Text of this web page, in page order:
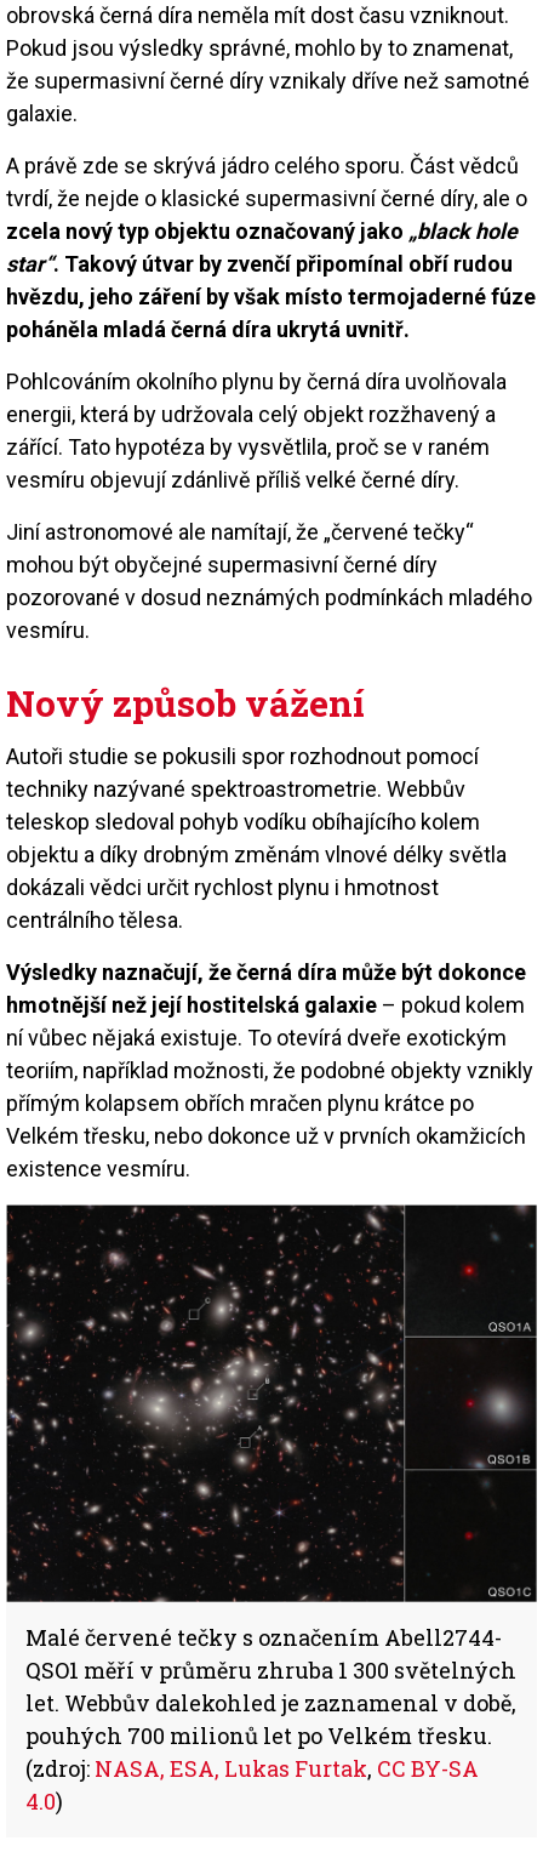
obrovská černá díra neměla mít dost času vzniknout.
Pokud jsou výsledky správné, mohlo by to znamenat,
že supermasivní černé díry vznikaly dříve než samotné
galaxie.
A právě zde se skrývá jádro celého sporu. Část vědců
tvrdí, že nejde o klasické supermasivní černé díry, ale o
zcela nový typ objektu označovaný jako „black hole
star“. Takový útvar by zvenčí připomínal obří rudou
hvězdu, jeho záření by však místo termojaderné fúze
poháněla mladá černá díra ukrytá uvnitř.
Pohlcováním okolního plynu by černá díra uvolňovala
energii, která by udržovala celý objekt rozžhavený a
zářící. Tato hypotéza by vysvětlila, proč se v raném
vesmíru objevují zdánlivě příliš velké černé díry.
Jiní astronomové ale namítají, že „červené tečky“
mohou být obyčejné supermasivní černé díry
pozorované v dosud neznámých podmínkách mladého
vesmíru.
Nový způsob vážení
Autoři studie se pokusili spor rozhodnout pomocí
techniky nazývané spektroastrometrie. Webbův
teleskop sledoval pohyb vodíku obíhajícího kolem
objektu a díky drobným změnám vlnové délky světla
dokázali vědci určit rychlost plynu i hmotnost
centrálního tělesa.
Výsledky naznačují, že černá díra může být dokonce
hmotnější než její hostitelská galaxie – pokud kolem
ní vůbec nějaká existuje. To otevírá dveře exotickým
teoriím, například možnosti, že podobné objekty vznikly
přímým kolapsem obřích mračen plynu krátce po
Velkém třesku, nebo dokonce už v prvních okamžicích
existence vesmíru.
Image
Malé červené tečky s označením Abell2744-
QSO1 měří v průměru zhruba 1 300 světelných
let. Webbův dalekohled je zaznamenal v době,
pouhých 700 milionů let po Velkém třesku.
(zdroj: NASA, ESA, Lukas Furtak, CC BY-SA
4.0)